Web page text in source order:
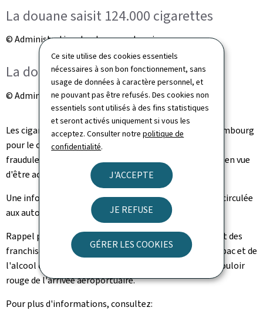
Ce site utilise des cookies essentiels
nécessaires à son bon fonctionnement, sans
usage de données à caractère personnel, et
ne pouvant pas être refusés. Des cookies non
essentiels sont utilisés à des fins statistiques
et seront activés uniquement si vous les
acceptez. Consulter notrepolitique de
confidentialité.
J'ACCEPTE
JE REFUSE
GÉRER LES COOKIES
La douane saisit 124.000 cigarettes ‎
© Administration des douanes et accises
La douane saisit 124.000 cigarettes ‎
© Administration des douanes et accises
Les cigarettes manufacturées au Grand-Duché de Luxembourg
pour le commerce "duty free" égyptien, ont été
frauduleusement réintroduites sur le territoire de l'UE en vue
d'être acheminées en France.
Une information spontanée de cette interception fut circulée
aux autorités douanières françaises et grecques.
Rappel pour les retours de vacances: tout dépassement des
franchises légalement prévues pour les produits du tabac et de
l'alcool doit être déclaré auprès de la douane dans le couloir
rouge de l'arrivée aéroportuaire.
Pour plus d'informations, consultez: